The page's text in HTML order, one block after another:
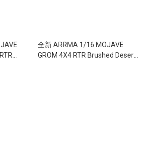
全新 ARRMA 1/16 MOJAVE
GROM 4X4 RTR Brushed Desert